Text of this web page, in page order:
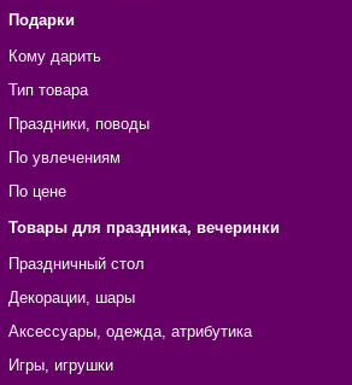
Подарки
Кому дарить
Тип товара
Праздники, поводы
По увлечениям
По цене
Товары для праздника, вечеринки
Праздничный стол
Декорации, шары
Аксессуары, одежда, атрибутика
Игры, игрушки